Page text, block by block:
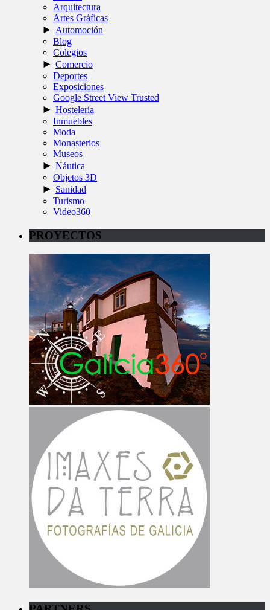
Arquitectura
Artes Gráficas
► Automoción
Blog
Colegios
► Comercio
Deportes
Exposiciones
Google Street View Trusted
► Hostelería
Inmuebles
Moda
Monasterios
Museos
► Náutica
Objetos 3D
► Sanidad
Turismo
Video360
PROYECTOS